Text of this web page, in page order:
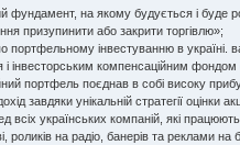
фундамент, на якому будується і буде
призупинити або закрити торгівлю»;
інвестуванню в
інвесторським компенсаційним фондом
портфель поєднав в собі високу
завдяки унікальній стратегії оцінки
всіх українських компаній, які
роликів на радіо, банерів та реклами